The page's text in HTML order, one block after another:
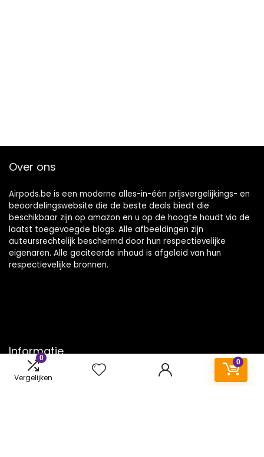
0
Vergelijken
0
Over ons
Airpods.be is een moderne alles-in-één prijsvergelijkings- en
beoordelingswebsite die de beste deals biedt die
beschikbaar zijn op amazon en u op de hoogte houdt via de
laatst toegevoegde blogs. Alle afbeeldingen zijn
auteursrechtelijk beschermd door hun respectievelijke
eigenaren. Alle geciteerde inhoud is afgeleid van hun
respectievelijke bronnen.
Informatie
Contact